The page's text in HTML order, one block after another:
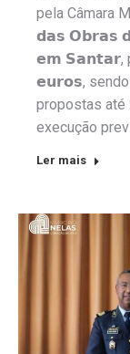
pela Câmara
𝗱𝗮𝘀 𝗢𝗯𝗿𝗮𝘀
𝗲𝗺 𝗦𝗮𝗻𝘁𝗮𝗿,
𝗲𝘂𝗿𝗼𝘀, sendo
propostas até
execução
Ler mais